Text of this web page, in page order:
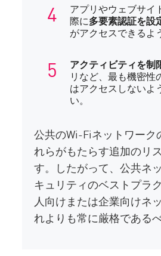
アプリやウェブサイ
際に多要素認証を設
がアクセスできるよ
アクティビティを制
リなど、最も機密性
はアクセスしないよ
い。
公共のWi-Fiネットワーク
れらがもたらす追加のリ
す。したがって、公共ネ
キュリティのベストプラ
人向けまたは企業向けネ
れよりも常に厳格である